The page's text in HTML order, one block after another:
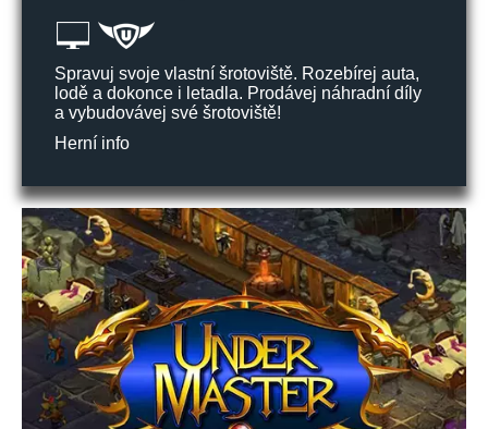
Spravuj svoje vlastní šrotoviště. Rozebírej auta,
lodě a dokonce i letadla. Prodávej náhradní díly
a vybudovávej své šrotoviště!
Herní info